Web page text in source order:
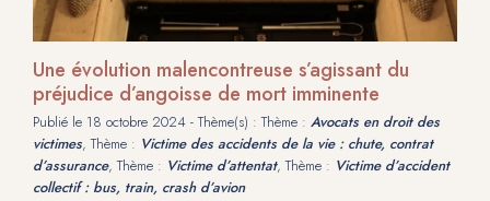
Une évolution malencontreuse s’agissant du
préjudice d’angoisse de mort imminente
Publié le 18 octobre 2024 - Thème(s) : Thème : Avocats en droit des
victimes, Thème : Victime des accidents de la vie : chute, contrat
d’assurance, Thème : Victime d’attentat, Thème : Victime d’accident
collectif : bus, train, crash d’avion